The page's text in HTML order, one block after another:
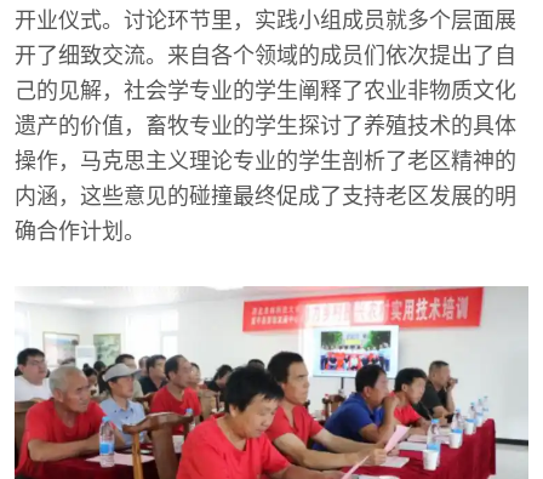
开业仪式。讨论环节里，实践小组成员就多个层面展
开了细致交流。来自各个领域的成员们依次提出了自
己的见解，社会学专业的学生阐释了农业非物质文化
遗产的价值，畜牧专业的学生探讨了养殖技术的具体
操作，马克思主义理论专业的学生剖析了老区精神的
内涵，这些意见的碰撞最终促成了支持老区发展的明
确合作计划。